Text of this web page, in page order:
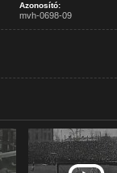
Azonosító:
mvh-0698-09